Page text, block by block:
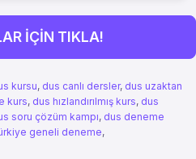
İÇİN TIKLA!
kursu, dus canlı dersler, dus uzaktan
kurs, dus hızlandırılmış kurs, dus
soru çözüm kampı, dus deneme
geneli deneme,